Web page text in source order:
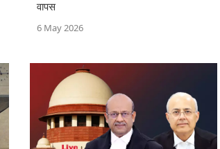
वापस
6 May 2026